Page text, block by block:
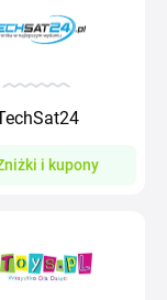
i kupony